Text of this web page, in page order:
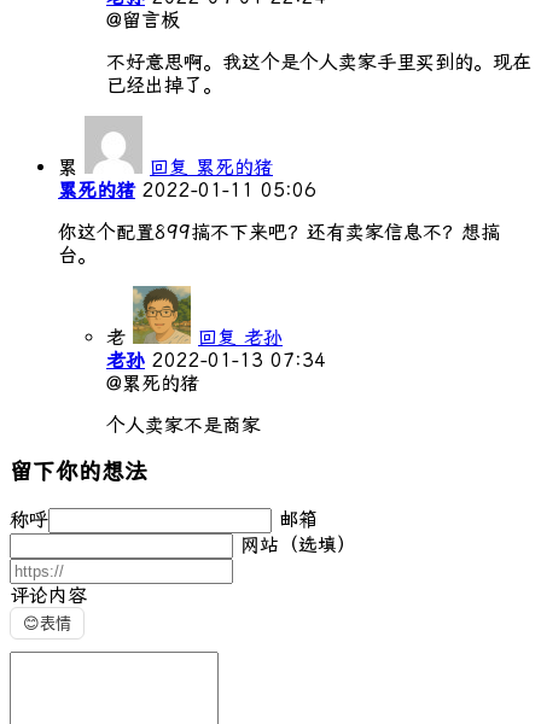
@留言板
不好意思啊。我这个是个人卖家手里买到的。现在
已经出掉了。
累
回复 累死的猪
累死的猪 2022-01-11 05:06
你这个配置899搞不下来吧？还有卖家信息不？想搞
台。
老
回复 老孙
老孙 2022-01-13 07:34
@累死的猪
个人卖家不是商家
留下你的想法
称呼
邮箱
网站（选填）
评论内容
😊表情